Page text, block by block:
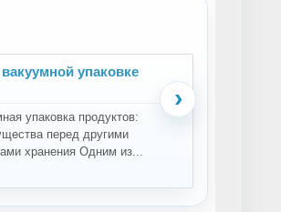
›
упаковке
упаковка продуктов:
перед другими
хранения Одним из...